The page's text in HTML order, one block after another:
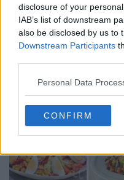
disclosure of your
IAB’s list of downstream
also be disclosed by us to
Downstream Participants
Personal Data
CONFIRM